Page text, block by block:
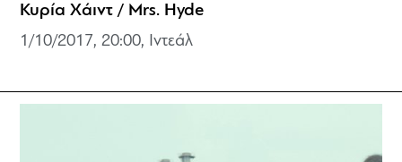
Κυρία Χάιντ / Mrs. Hyde
1/10/2017, 20:00, Ιντεάλ